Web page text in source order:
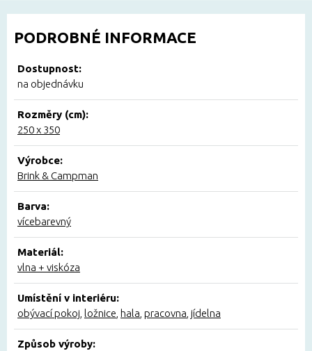
PODROBNÉ INFORMACE
Dostupnost:
na objednávku
Rozměry (cm):
250 x 350
Výrobce:
Brink & Campman
Barva:
vícebarevný
Materiál:
vlna + viskóza
Umístění v interiéru:
obývací pokoj ložnice hala pracovna jídelna
Způsob výroby: